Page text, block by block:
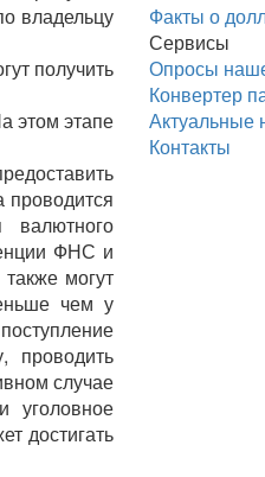
владельцу
получить
этом этапе
ФНС и
могут
чем у
проводить
случае
уголовное
достигать
Факты о
Сервисы
Опросы
Конвертер
Актуальные
Контакты